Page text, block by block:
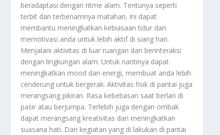
beradaptasi dengan ritme alam. Tentunya seperti
terbit dan terbenamnya matahari. Ini dapat
membantu meningkatkan kebiasaan tidur dan
memotivasi anda untuk lebih aktif di siang hari.
Menjalani aktivitas di luar ruangan dan berinteraksi
dengan lingkungan alam. Untuk nantinya dapat
meningkatkan mood dan energi, membuat anda lebih
cenderung untuk bergerak. Aktivitas fisik di pantai juga
merangsang pikiran. Rasa kebebasan saat berlari di
pasir atau berjumpa. Terlebih juga dengan ombak
dapat merangsang kreativitas dan meningkatkan
suasana hati. Dan kegiatan yang di lakukan di pantai